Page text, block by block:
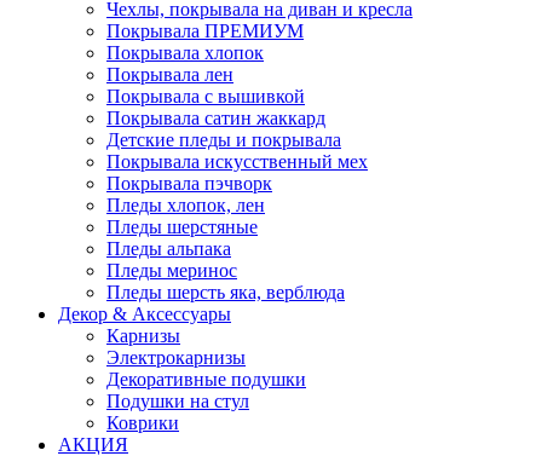
Чехлы, покрывала на диван и кресла
Покрывала ПРЕМИУМ
Покрывала хлопок
Покрывала лен
Покрывала с вышивкой
Покрывала сатин жаккард
Детские пледы и покрывала
Покрывала искусственный мех
Покрывала пэчворк
Пледы хлопок, лен
Пледы шерстяные
Пледы альпака
Пледы меринос
Пледы шерсть яка, верблюда
Декор & Аксессуары
Карнизы
Электрокарнизы
Декоративные подушки
Подушки на стул
Коврики
АКЦИЯ